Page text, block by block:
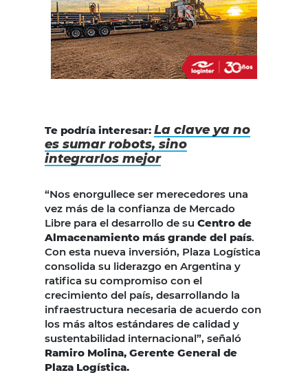
Te podría interesar: La clave ya no
es sumar robots, sino
integrarlos mejor
“Nos enorgullece ser merecedores una
vez más de la confianza de Mercado
Libre para el desarrollo de su Centro de
Almacenamiento más grande del país.
Con esta nueva inversión, Plaza Logística
consolida su liderazgo en Argentina y
ratifica su compromiso con el
crecimiento del país, desarrollando la
infraestructura necesaria de acuerdo con
los más altos estándares de calidad y
sustentabilidad internacional”, señaló
Ramiro Molina, Gerente General de
Plaza Logística.